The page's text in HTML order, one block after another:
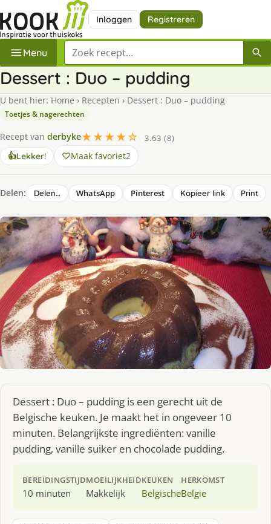
Inloggen Registreren
Menu Zoek een recept
Dessert : Duo – pudding
U bent hier: Home › Recepten › Dessert : Duo – pudding
Toetjes & nagerechten
Recept van derbyke★★★★☆
3.63 (8)
👍Lekker! Maak favoriet2
Delen: Delen… WhatsApp Pinterest Kopieer link Print
Dessert : Duo – pudding is een gerecht uit de
Belgische keuken. Je maakt het in ongeveer 10
minuten. Belangrijkste ingrediënten: vanille
pudding, vanille suiker en chocolade pudding.
BEREIDINGSTIJD
10 minuten
MOEILIJKHEID
Makkelijk
KEUKEN
Belgische
HERKOMST
Belgie